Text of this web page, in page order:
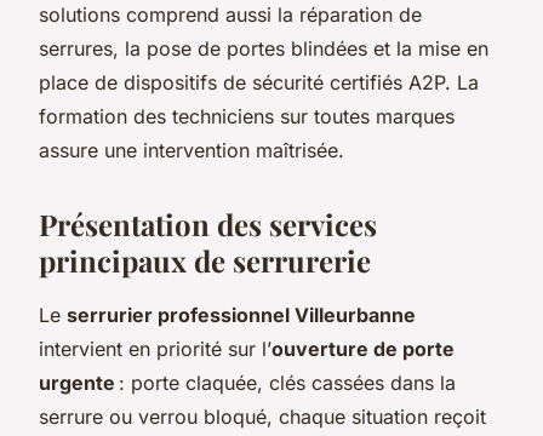
solutions comprend aussi la réparation de
serrures, la pose de portes blindées et la mise en
place de dispositifs de sécurité certifiés A2P. La
formation des techniciens sur toutes marques
assure une intervention maîtrisée.
Présentation des services
principaux de serrurerie
Le serrurier professionnel Villeurbanne
intervient en priorité sur l’ouverture de porte
urgente : porte claquée, clés cassées dans la
serrure ou verrou bloqué, chaque situation reçoit